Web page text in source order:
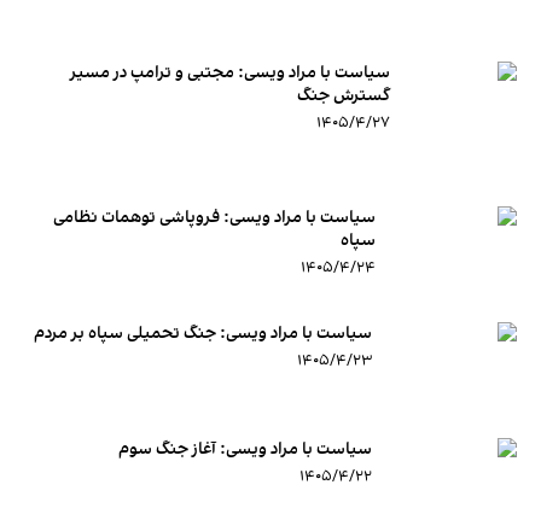
سیاست با مراد ویسی: مجتبی و ترامپ در مسیر
گسترش جنگ
۱۴۰۵/۴/۲۷
سیاست با مراد ویسی: فروپاشی توهمات نظامی
سپاه
۱۴۰۵/۴/۲۴
سیاست با مراد ویسی: جنگ تحمیلی سپاه بر مردم
۱۴۰۵/۴/۲۳
سیاست با مراد ویسی: آغاز جنگ سوم
۱۴۰۵/۴/۲۲